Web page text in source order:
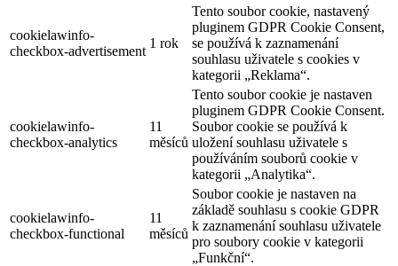
cookielawinfo-
checkbox-advertisement
1 rok
Tento soubor cookie, nastavený
pluginem GDPR Cookie Consent,
se používá k zaznamenání
souhlasu uživatele s cookies v
kategorii „Reklama“.
cookielawinfo-
checkbox-analytics
11
měsíců
Tento soubor cookie je nastaven
pluginem GDPR Cookie Consent.
Soubor cookie se používá k
uložení souhlasu uživatele s
používáním souborů cookie v
kategorii „Analytika“.
cookielawinfo-
checkbox-functional
11
měsíců
Soubor cookie je nastaven na
základě souhlasu s cookie GDPR
k zaznamenání souhlasu uživatele
pro soubory cookie v kategorii
„Funkční“.